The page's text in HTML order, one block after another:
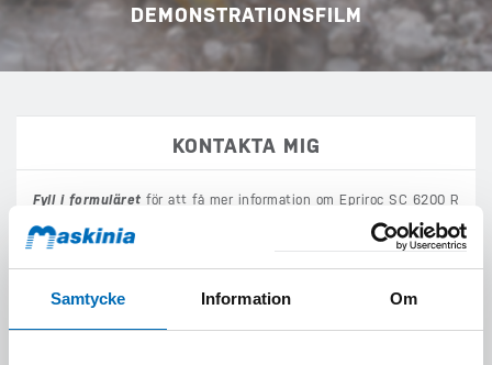
Samtycke Information Om
DEMONSTRATIONSFILM
KONTAKTA MIG
Fyll i formuläret för att få mer information om Epriroc SC 6200 R